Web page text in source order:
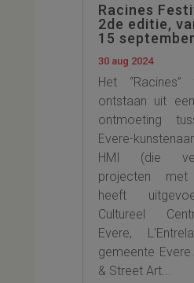
Racines
2de editie,
15
30 aug 2024
Het
ontstaan uit
ontmoeting
Evere-
HMI (die
projecten met
heeft
Cultureel
Evere,
gemeente
& Street Art...